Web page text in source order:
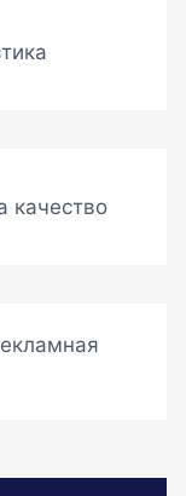
качество